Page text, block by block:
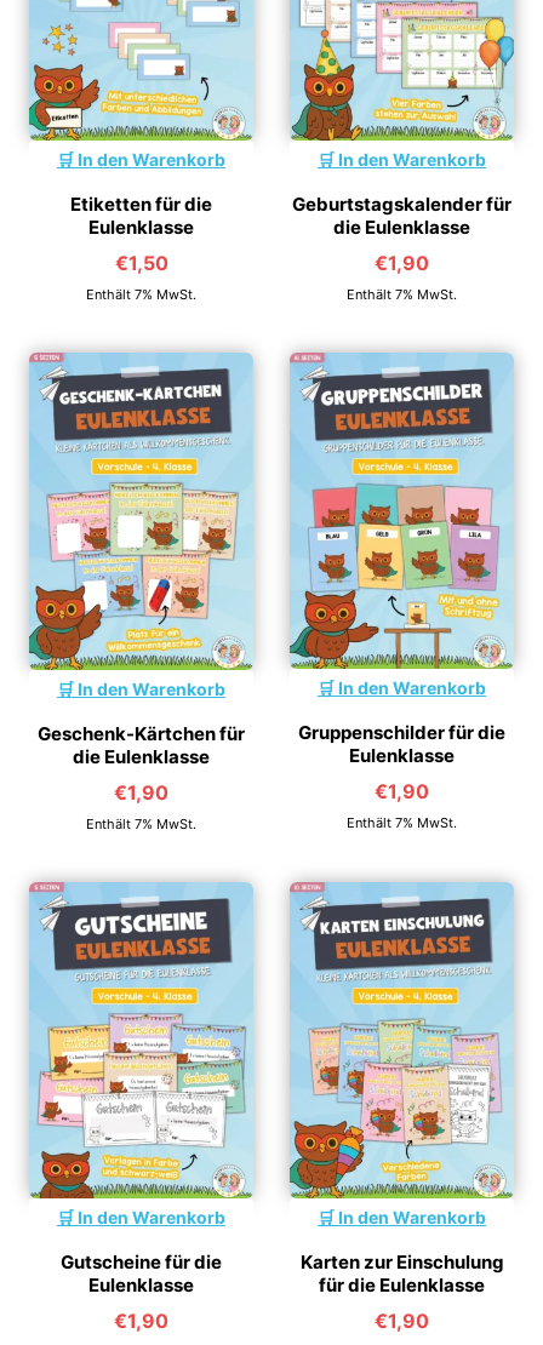
In den Warenkorb
Etiketten für die
Eulenklasse
€1,50
Enthält 7% MwSt.
In den Warenkorb
Geburtstagskalender für
die Eulenklasse
€1,90
Enthält 7% MwSt.
In den Warenkorb
Geschenk-Kärtchen für
die Eulenklasse
€1,90
Enthält 7% MwSt.
In den Warenkorb
Gruppenschilder für die
Eulenklasse
€1,90
Enthält 7% MwSt.
In den Warenkorb
Gutscheine für die
Eulenklasse
€1,90
In den Warenkorb
Karten zur Einschulung
für die Eulenklasse
€1,90